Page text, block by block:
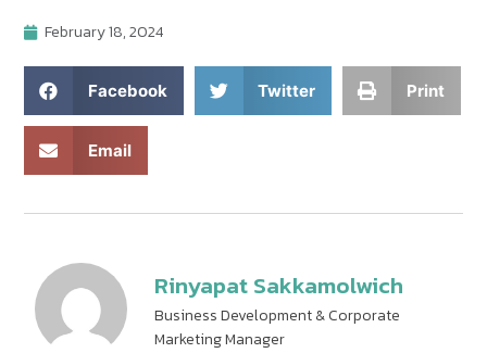
February 18, 2024
Facebook Twitter Print
Email
Rinyapat Sakkamolwich
Business Development & Corporate
Marketing Manager